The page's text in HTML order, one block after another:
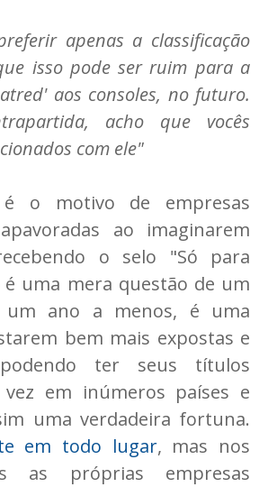
apenas a classificação
isso pode ser ruim para a
aos consoles, no futuro.
acho que vocês
com ele"
é o motivo de empresas
ao imaginarem
o selo "Só para
é uma mera questão de um
ano a menos, é uma
bem mais expostas e
podendo ter seus títulos
em inúmeros países e
uma verdadeira fortuna.
em todo lugar, mas nos
as próprias empresas